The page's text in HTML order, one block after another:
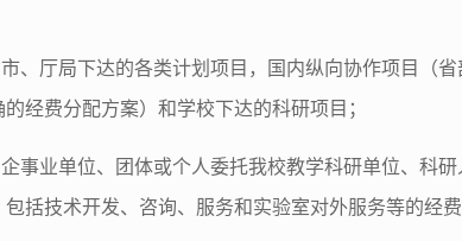
、厅局下达的各类计划项目，国内纵向协作项目（
经费分配方案）和学校下达的科研项目；
事业单位、团体或个人委托我校教学科研单位、科
括技术开发、咨询、服务和实验室对外服务等的经费